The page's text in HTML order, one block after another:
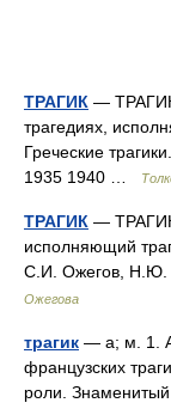
ТРАГИК —
трагедиях,
Греческие
1935 1940 …
ТРАГИК —
исполняющий
С.И. Ожегов,
Ожегова
трагик — а; м. 1.
французских
роли. Знаменитый